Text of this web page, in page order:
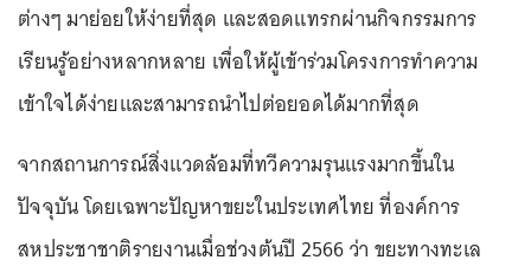
ต่างๆ มาย่อยให้ง่ายที่สุด และสอดแทรกผ่านกิจกรรมการ
เรียนรู้อย่างหลากหลาย เพื่อให้ผู้เข้าร่วมโครงการทำความ
เข้าใจได้ง่ายและสามารถนำไปต่อยอดได้มากที่สุด
จากสถานการณ์สิ่งแวดล้อมที่ทวีความรุนแรงมากขึ้นใน
ปัจจุบัน โดยเฉพาะปัญหาขยะในประเทศไทย ที่องค์การ
สหประชาชาติรายงานเมื่อช่วงต้นปี 2566 ว่า ขยะทางทะเล